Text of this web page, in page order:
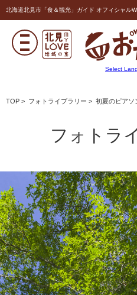
北海道北見市「食＆観光」ガイド オフィシャル
Select
TOP > フォトライブラリー > 初夏のピアソ
フォトラ